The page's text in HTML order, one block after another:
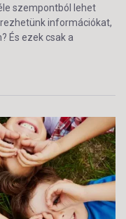
szempontból lehet
információkat,
És ezek csak a